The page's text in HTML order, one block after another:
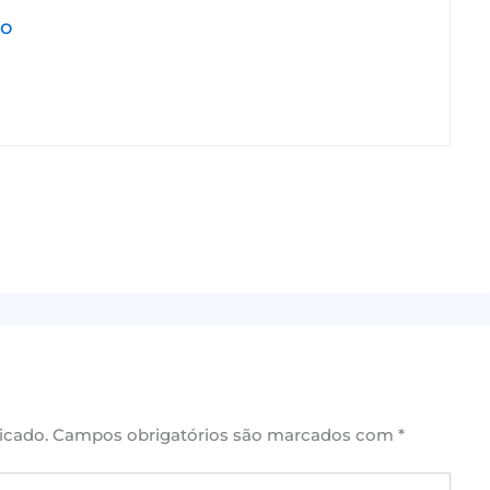
Campos obrigatórios são marcados com *